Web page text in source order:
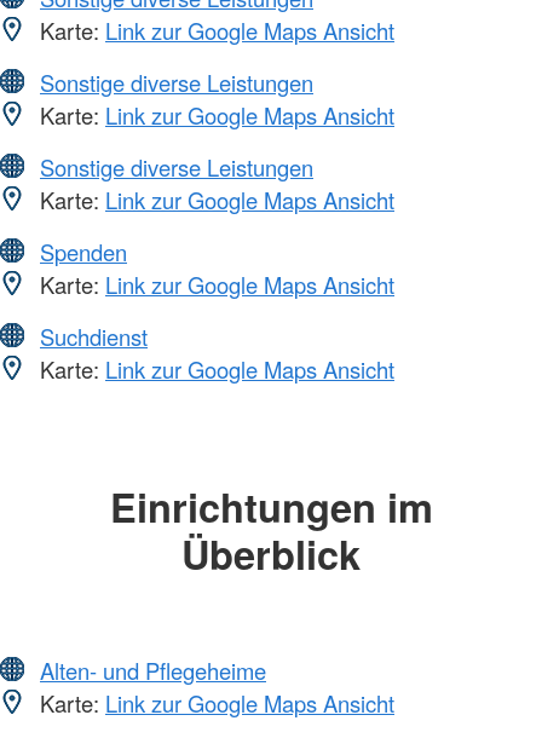
Karte: Link zur Google Maps Ansicht
Sonstige diverse Leistungen
Karte: Link zur Google Maps Ansicht
Sonstige diverse Leistungen
Karte: Link zur Google Maps Ansicht
Spenden
Karte: Link zur Google Maps Ansicht
Suchdienst
Karte: Link zur Google Maps Ansicht
Einrichtungen im
Überblick
Alten- und Pflegeheime
Karte: Link zur Google Maps Ansicht